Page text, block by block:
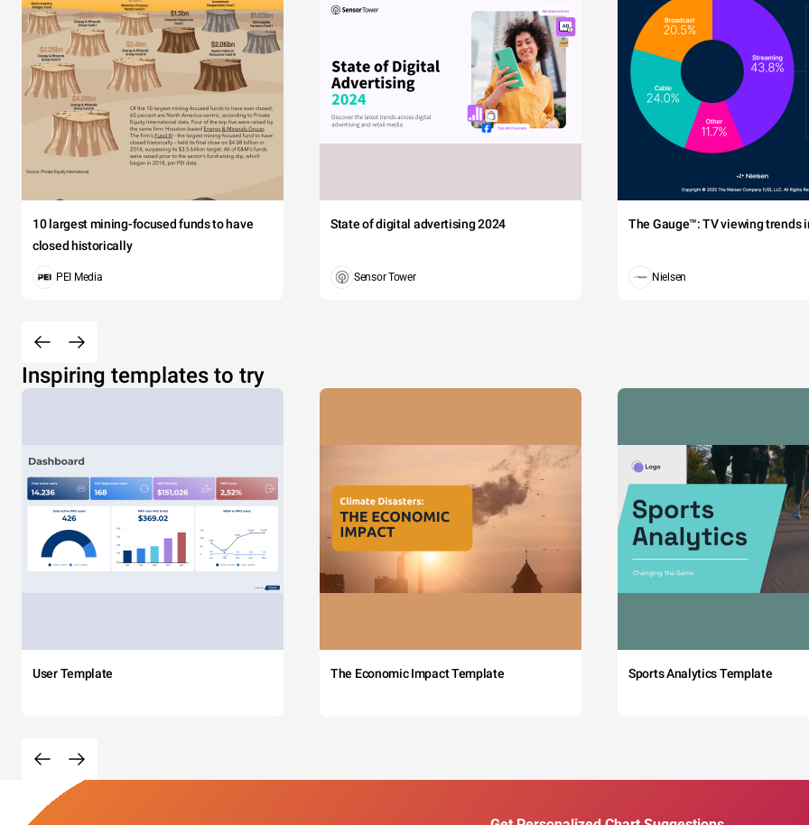
10 largest mining-focused funds to have
closed historically
PEI Media
State of digital advertising 2024
Sensor Tower
The Gauge™: TV viewing trends
Nielsen
Inspiring templates to try
User Template The Economic Impact Template Sports Analytics Template